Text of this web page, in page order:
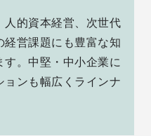
人的資本経営、次世代
経営課題にも豊富な知
す。中堅・中小企業に
ョンも幅広くラインナ